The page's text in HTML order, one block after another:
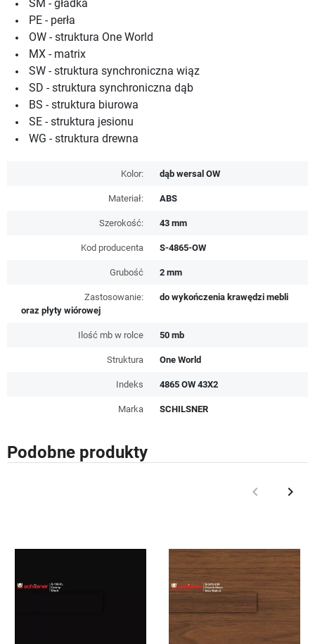
SM - gładka
PE - perła
OW - struktura One World
MX - matrix
SW - struktura synchroniczna wiąz
SD - struktura synchroniczna dąb
BS - struktura biurowa
SE - struktura jesionu
WG - struktura drewna
Kolor: dąb wersal OW
Materiał: ABS
Szerokość: 43 mm
Kod producenta S-4865-OW
Grubość 2 mm
Zastosowanie:
do wykończenia krawędzi mebli
oraz płyty wiórowej
Ilość mb w rolce 50 mb
Struktura One World
Indeks 4865 OW 43X2
Marka SCHILSNER
Podobne produkty
Poprzedni
keyboard_arrow_left keyboard_arrow_right